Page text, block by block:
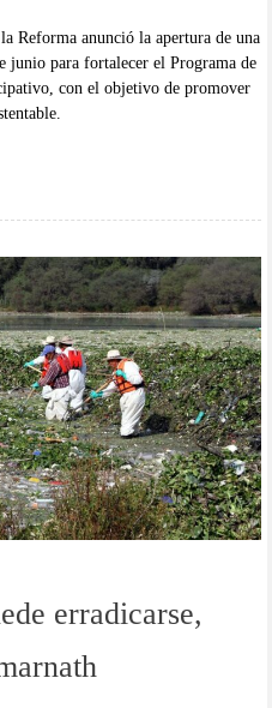
Reforma anunció la apertura de una
junio para fortalecer el Programa de
con el objetivo de promover
erradicarse,